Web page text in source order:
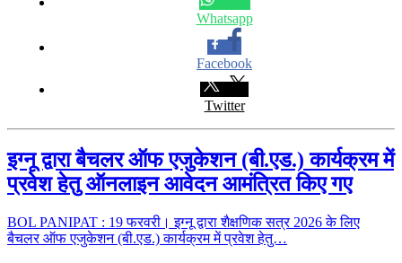
Whatsapp
Facebook
Twitter
इग्नू द्वारा बैचलर ऑफ एजुकेशन (बी.एड.) कार्यक्रम में
प्रवेश हेतु ऑनलाइन आवेदन आमंत्रित किए गए
BOL PANIPAT : 19 फरवरी। इग्नू द्वारा शैक्षणिक सत्र 2026 के लिए
बैचलर ऑफ एजुकेशन (बी.एड.) कार्यक्रम में प्रवेश हेतु…